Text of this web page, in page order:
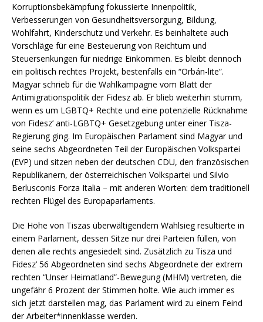
Korruptionsbekämpfung fokussierte Innenpolitik,
Verbesserungen von Gesundheitsversorgung, Bildung,
Wohlfahrt, Kinderschutz und Verkehr. Es beinhaltete auch
Vorschläge für eine Besteuerung von Reichtum und
Steuersenkungen für niedrige Einkommen. Es bleibt dennoch
ein politisch rechtes Projekt, bestenfalls ein “Orbán-lite”.
Magyar schrieb für die Wahlkampagne vom Blatt der
Antimigrationspolitik der Fidesz ab. Er blieb weiterhin stumm,
wenn es um LGBTQ+ Rechte und eine potenzielle Rücknahme
von Fidesz’ anti-LGBTQ+ Gesetzgebung unter einer Tisza-
Regierung ging. Im Europäischen Parlament sind Magyar und
seine sechs Abgeordneten Teil der Europäischen Volkspartei
(EVP) und sitzen neben der deutschen CDU, den französischen
Republikanern, der österreichischen Volkspartei und Silvio
Berlusconis Forza Italia – mit anderen Worten: dem traditionell
rechten Flügel des Europaparlaments.
Die Höhe von Tiszas überwältigendem Wahlsieg resultierte in
einem Parlament, dessen Sitze nur drei Parteien füllen, von
denen alle rechts angesiedelt sind. Zusätzlich zu Tisza und
Fidesz’ 56 Abgeordneten sind sechs Abgeordnete der extrem
rechten “Unser Heimatland”-Bewegung (MHM) vertreten, die
ungefähr 6 Prozent der Stimmen holte. Wie auch immer es
sich jetzt darstellen mag, das Parlament wird zu einem Feind
der Arbeiter*innenklasse werden.